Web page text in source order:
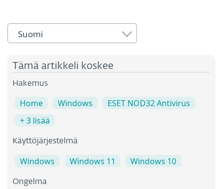
Suomi
Tämä artikkeli koskee
Hakemus
Home Windows
ESET NOD32 Antivirus
+ 3 lisää
Käyttöjärjestelmä
Windows Windows 11 Windows 10
Ongelma